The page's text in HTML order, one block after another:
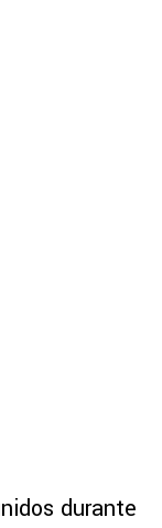
durante